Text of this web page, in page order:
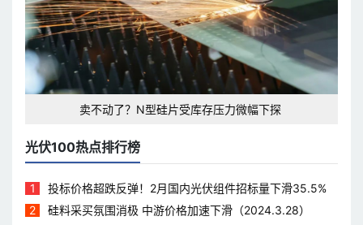
卖不动了？N型硅片受库存压力微幅下探
光伏100热点排行榜
1
投标价格超跌反弹！2月国内光伏组件招标量下滑35.5%
2
硅料采买氛围消极 中游价格加速下滑（2024.3.28）